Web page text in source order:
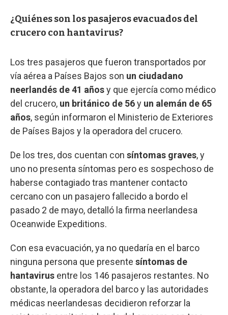
¿Quiénes son los pasajeros evacuados del
crucero con hantavirus?
Los tres pasajeros que fueron transportados por
vía aérea a Países Bajos son un ciudadano
neerlandés de 41 añosy que ejercía como médico
del crucero, un británico de 56y un alemán de 65
años, según informaron el Ministerio de Exteriores
de Países Bajos y la operadora del crucero.
De los tres, dos cuentan con síntomas graves, y
uno no presenta síntomas pero es sospechoso de
haberse contagiado tras mantener contacto
cercano con un pasajero fallecido a bordo el
pasado 2 de mayo, detalló la firma neerlandesa
Oceanwide Expeditions.
Con esa evacuación, ya no quedaría en el barco
ninguna persona que presente síntomas de
hantavirus entre los 146 pasajeros restantes. No
obstante, la operadora del barco y las autoridades
médicas neerlandesas decidieron reforzar la